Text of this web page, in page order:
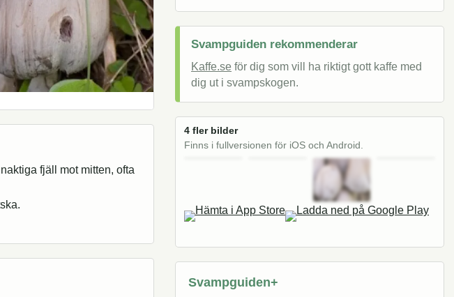
fjäll mot mitten, ofta
Svampguiden rekommenderar
Kaffe.se för dig som vill ha riktigt gott kaffe med
dig ut i svampskogen.
4 fler bilder
Finns i fullversionen för iOS och Android.
Svampguiden+